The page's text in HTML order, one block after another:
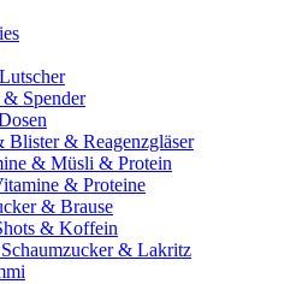
Spender
Blister & Reagenzgläser
& Müsli & Protein
& Proteine
& Brause
& Koffein
& Lakritz